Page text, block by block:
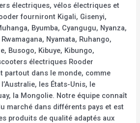
électriques, vélos électriques et
fourniront Kigali, Gisenyi,
Byumba, Cyangugu, Nyanza,
Nyamata, Ruhango,
Busogo, Kibuye, Kibungo,
électriques Rooder
partout dans le monde, comme
l’Australie, les États-Unis, le
la Mongolie. Notre équipe connaît
marché dans différents pays et est
produits de qualité adaptés aux